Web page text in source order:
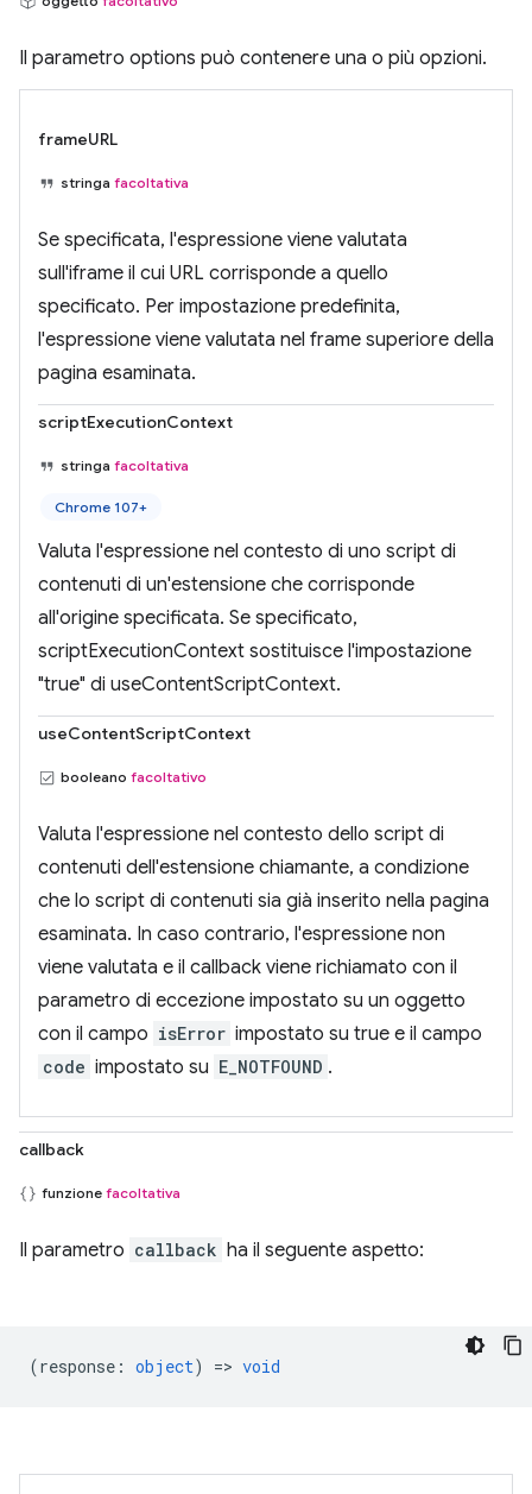
Il parametro options può contenere una o più opzioni.
frameURL
stringa facoltativa
Se specificata, l'espressione viene valutata
sull'iframe il cui URL corrisponde a quello
specificato. Per impostazione predefinita,
l'espressione viene valutata nel frame superiore della
pagina esaminata.
scriptExecutionContext
stringa facoltativa
Chrome 107+
Valuta l'espressione nel contesto di uno script di
contenuti di un'estensione che corrisponde
all'origine specificata. Se specificato,
scriptExecutionContext sostituisce l'impostazione
"true" di useContentScriptContext.
useContentScriptContext
booleano facoltativo
Valuta l'espressione nel contesto dello script di
contenuti dell'estensione chiamante, a condizione
che lo script di contenuti sia già inserito nella pagina
esaminata. In caso contrario, l'espressione non
viene valutata e il callback viene richiamato con il
parametro di eccezione impostato su un oggetto
con il campo isError impostato su true e il campo
code impostato su E_NOTFOUND .
callback
funzione facoltativa
Il parametro callback ha il seguente aspetto:
(response : object) => void